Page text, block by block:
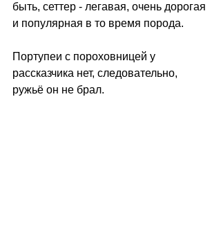
быть, сеттер - легавая, очень дорогая
и популярная в то время порода.
Портупеи с пороховницей у
рассказчика нет, следовательно,
ружьё он не брал.